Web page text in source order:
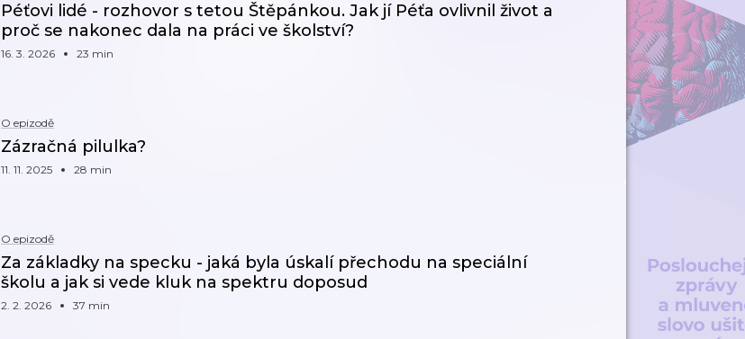
Péťovi lidé - rozhovor s tetou Štěpánkou. Jak jí Péťa ovlivnil život a
proč se nakonec dala na práci ve školství?
16. 3. 2026 23 min
O epizodě
Zázračná pilulka?
11. 11. 2025 28 min
O epizodě
Za základky na specku - jaká byla úskalí přechodu na speciální
školu a jak si vede kluk na spektru doposud
2. 2. 2026 37 min